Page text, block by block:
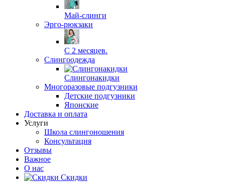
Май-слинги
Эрго-рюкзаки
С 2 месяцев.
Слингоодежда
Слингонакидки
Многоразовые подгузники
Детские подгузники
Японские
Доставка и оплата
Услуги
Школа слингоношения
Консультация
Отзывы
Важное
О нас
Скидки